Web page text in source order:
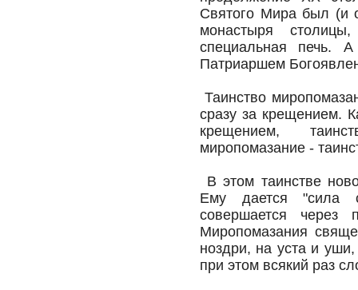
Святого Мира был (и
монастыря
специальная печь.
Патриаршем
Таинство
сразу за крещением.
крещением,
миропомазание -
В этом таинстве
Ему дается "сила
совершается
Миропомазания
ноздри, на уста и
при этом всякий раз